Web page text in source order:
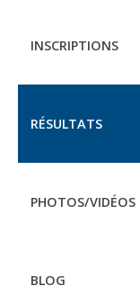
INSCRIPTIONS
RÉSULTATS
PHOTOS/VIDÉOS
BLOG